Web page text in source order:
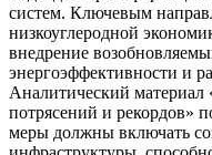
систем. Ключевым
низкоуглеродной
внедрение
энергоэффективности и
Аналитический материал
потрясений и рекордов»
меры должны включать